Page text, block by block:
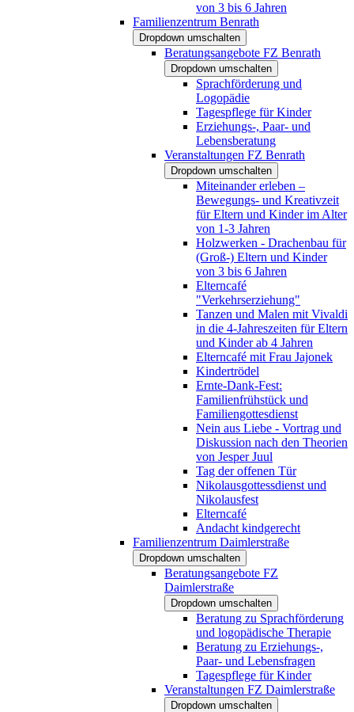
von 3 bis 6 Jahren
Familienzentrum Benrath
Dropdown umschalten
Beratungsangebote FZ Benrath
Dropdown umschalten
Sprachförderung und
Logopädie
Tagespflege für Kinder
Erziehungs-, Paar- und
Lebensberatung
Veranstaltungen FZ Benrath
Dropdown umschalten
Miteinander erleben –
Bewegungs- und Kreativzeit
für Eltern und Kinder im Alter
von 1-3 Jahren
Holzwerken - Drachenbau für
(Groß-) Eltern und Kinder
von 3 bis 6 Jahren
Elterncafé
"Verkehrserziehung"
Tanzen und Malen mit Vivaldi
in die 4-Jahreszeiten für Eltern
und Kinder ab 4 Jahren
Elterncafé mit Frau Jajonek
Kindertrödel
Ernte-Dank-Fest:
Familienfrühstück und
Familiengottesdienst
Nein aus Liebe - Vortrag und
Diskussion nach den Theorien
von Jesper Juul
Tag der offenen Tür
Nikolausgottessdienst und
Nikolausfest
Elterncafé
Andacht kindgerecht
Familienzentrum Daimlerstraße
Dropdown umschalten
Beratungsangebote FZ
Daimlerstraße
Dropdown umschalten
Beratung zu Sprachförderung
und logopädische Therapie
Beratung zu Erziehungs-,
Paar- und Lebensfragen
Tagespflege für Kinder
Veranstaltungen FZ Daimlerstraße
Dropdown umschalten